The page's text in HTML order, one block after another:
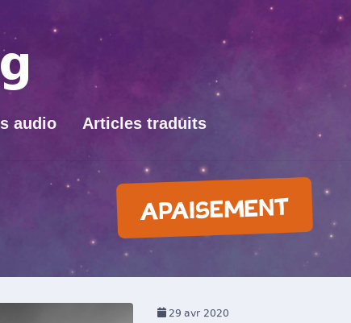
audio Articles traduits
APAISEMENT
29 avr 2020